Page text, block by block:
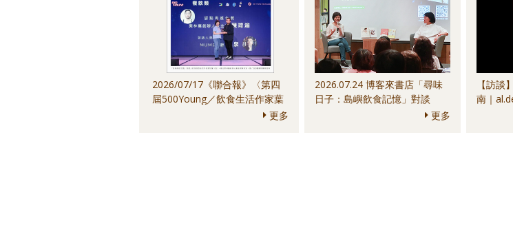
2026/07/17《聯合報》〈第四
屆500Young／飲食生活作家葉
怡蘭：期待年輕料理人打造精彩
更多
2026.07.24 博客來書店「尋味
日子：島嶼飲食記憶」對談
更多
【訪談
南｜